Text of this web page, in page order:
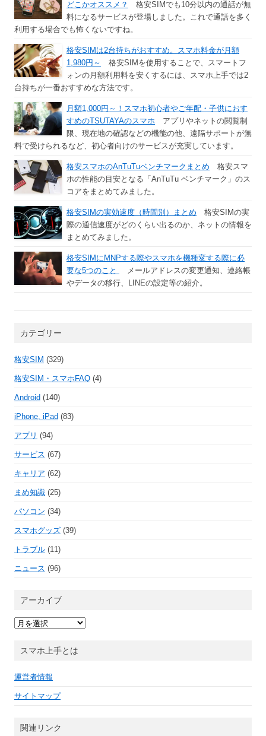
どこかオススメ？
格安SIMでも10分以内の通話が無
料になるサービスが登場しました。これで通話を多く
利用する場合でも怖くないですね。
格安SIMは2台持ちがおすすめ。スマホ料金が月額
1,980円～
格安SIMを使用することで、スマートフ
ォンの月額利用料を安くするには、スマホ上手では2
台持ちが一番おすすめな方法です。
月額1,000円～！スマホ初心者やご年配・子供におす
すめのTSUTAYAのスマホ アプリやネットの閲覧制
限、現在地の確認などの機能の他、遠隔サポートが無
料で受けられるなど、初心者向けのサービスが充実しています。
格安スマホのAnTuTuベンチマークまとめ 格安スマ
ホの性能の目安となる「AnTuTu ベンチマーク」のス
コアをまとめてみました。
格安SIMの実効速度（時間別）まとめ 格安SIMの実
際の通信速度がどのくらい出るのか、ネットの情報を
まとめてみました。
格安SIMにMNPする際やスマホを機種変する際に必
要な5つのこと
メールアドレスの変更通知、連絡帳
やデータの移行、LINEの設定等の紹介。
カテゴリー
格安SIM (329)
格安SIM・スマホFAQ (4)
Android (140)
iPhone, iPad (83)
アプリ (94)
サービス (67)
キャリア (62)
まめ知識 (25)
パソコン (34)
スマホグッズ (39)
トラブル (11)
ニュース (96)
アーカイブ
ア
ー
ブスマホ上手とは
運営者情報
サイトマップ
関連リンク